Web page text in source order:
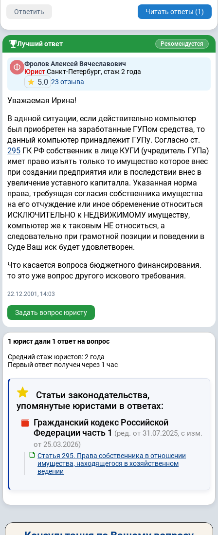
Ответить Читать ответы (1)
Лучший ответ Рекомендуется
Фролов Алексей Вячеславович
ЮристСанкт-Петербург, стаж 2 годa
5.0 23 отзывa
Уважаемая Ирина!
В аднной ситуации, если действительно компьютер
был приобретен на заработанные ГУПом средства, то
данный компьютер принадлежит ГУПу. Согласно ст.
295 ГК РФ собственник в лице КУГИ (учредитель ГУПа)
имет право изъять только то имущество которое внес
при создании предприятия или в последствии внес в
увеличение уставного капиталла. Указанная норма
права, требуящая согласия собственника имущества
на его отчуждение или иное обременение относиться
ИСКЛЮЧИТЕЛЬНО к НЕДВИЖИМОМУ имуществу,
компьютер же к таковым НЕ относиться, а
следовательно при грамотной позиции и поведении в
Суде Ваш иск будет удовлетворен.
Что касается вопроса бюджетного финансирования.
то это уже вопрос другого искового требования.
22.12.2001, 14:03
Задать вопрос юристу
1 юрист дали 1 ответ на вопрос
Средний стаж юристов: 2 годa
Первый ответ получен через 1 час
Статьи законодательства,
упомянутые юристами в ответах:
Гражданский кодекс Российской
Федерации часть 1 (ред. от 31.07.2025, с изм.
от 25.03.2026)
Статья 295. Права собственника в отношении
имущества, находящегося в хозяйственном
ведении